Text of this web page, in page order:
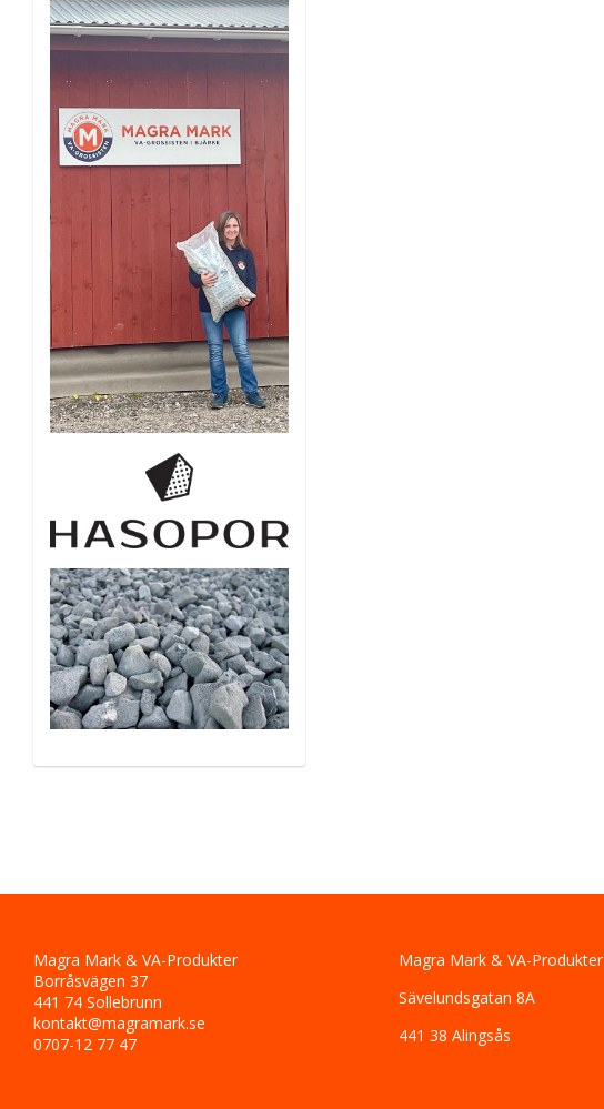
Magra Mark & VA-Produkter
Borråsvägen 37
441 74 Sollebrunn
kontakt@magramark.se
0707-12 77 47
Magra Mark & VA-Produkter
Sävelundsgatan 8A
441 38 Alingsås